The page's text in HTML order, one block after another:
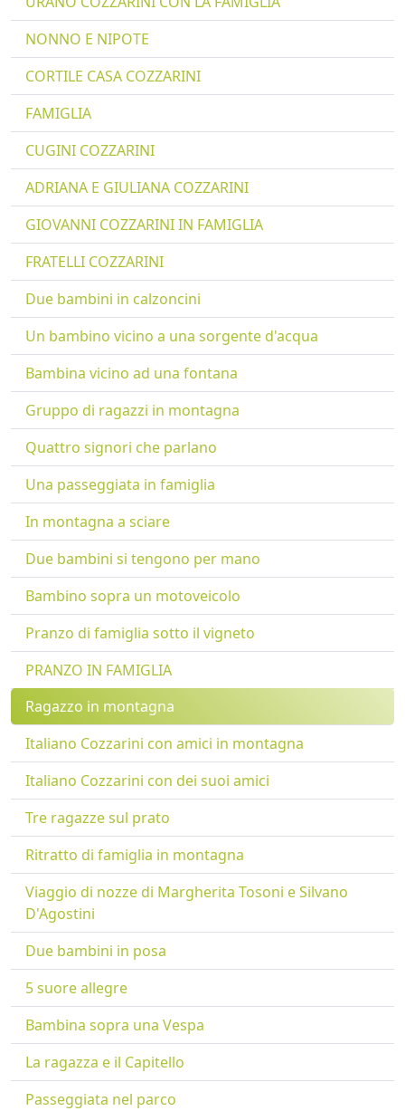
NONNO E NIPOTE
CORTILE CASA COZZARINI
FAMIGLIA
CUGINI COZZARINI
ADRIANA E GIULIANA COZZARINI
GIOVANNI COZZARINI IN FAMIGLIA
FRATELLI COZZARINI
Due bambini in calzoncini
Un bambino vicino a una sorgente d'acqua
Bambina vicino ad una fontana
Gruppo di ragazzi in montagna
Quattro signori che parlano
Una passeggiata in famiglia
In montagna a sciare
Due bambini si tengono per mano
Bambino sopra un motoveicolo
Pranzo di famiglia sotto il vigneto
PRANZO IN FAMIGLIA
Ragazzo in montagna
Italiano Cozzarini con amici in montagna
Italiano Cozzarini con dei suoi amici
Tre ragazze sul prato
Ritratto di famiglia in montagna
Viaggio di nozze di Margherita Tosoni e Silvano
D'Agostini
Due bambini in posa
5 suore allegre
Bambina sopra una Vespa
La ragazza e il Capitello
Passeggiata nel parco